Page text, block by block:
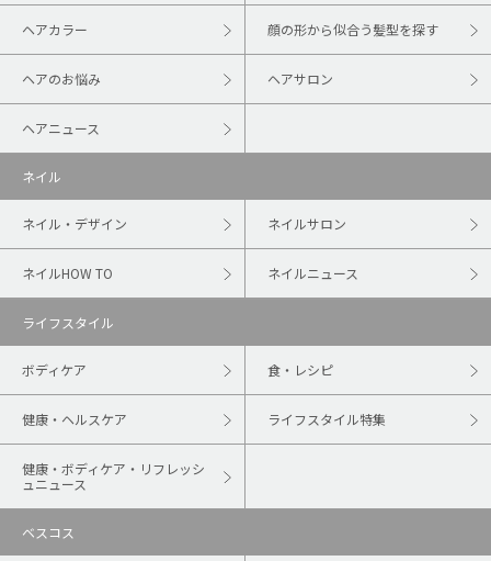
ヘアカラー 顔の形から似合う髪型を探す
ヘアのお悩み ヘアサロン
ヘアニュース
ネイル
ネイル・デザイン ネイルサロン
ネイルHOW TO ネイルニュース
ライフスタイル
ボディケア 食・レシピ
健康・ヘルスケア ライフスタイル特集
健康・ボディケア・リフレッシ
ュニュース
ベスコス